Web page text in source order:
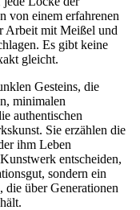
von einem erfahrenen
Arbeit mit Meißel und
Es gibt keine
gleicht.
Gesteins, die
minimalen
authentischen
Sie erzählen die
ihm Leben
entscheiden,
sondern ein
die über Generationen